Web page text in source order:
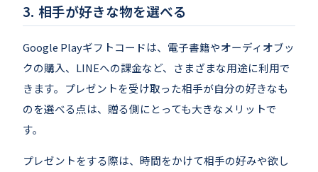
相手が好きな物を選べる
Google Playギフトコードは、電子書籍やオーディオブッ
クの購入、LINEへの課金など、さまざまな用途に利用で
きます。プレゼントを受け取った相手が自分の好きなも
のを選べる点は、贈る側にとっても大きなメリットで
す。
プレゼントをする際は、時間をかけて相手の好みや欲し